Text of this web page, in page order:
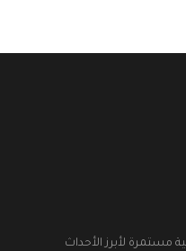
مستمرة لأبرز الأحداث